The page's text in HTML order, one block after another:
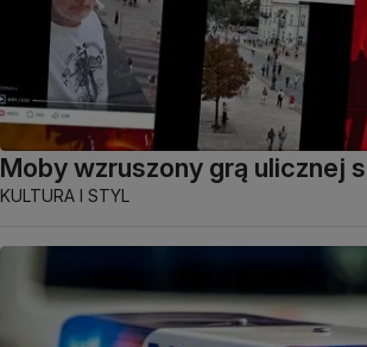
Moby wzruszony grą ulicznej
KULTURA I STYL